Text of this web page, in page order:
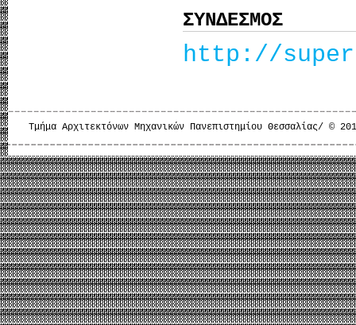
ΣΥΝΔΕΣΜΟΣ
http://
Τμήμα Αρχιτεκτόνων Μηχανικών Πανεπιστημίου Θεσσαλίας/ ©